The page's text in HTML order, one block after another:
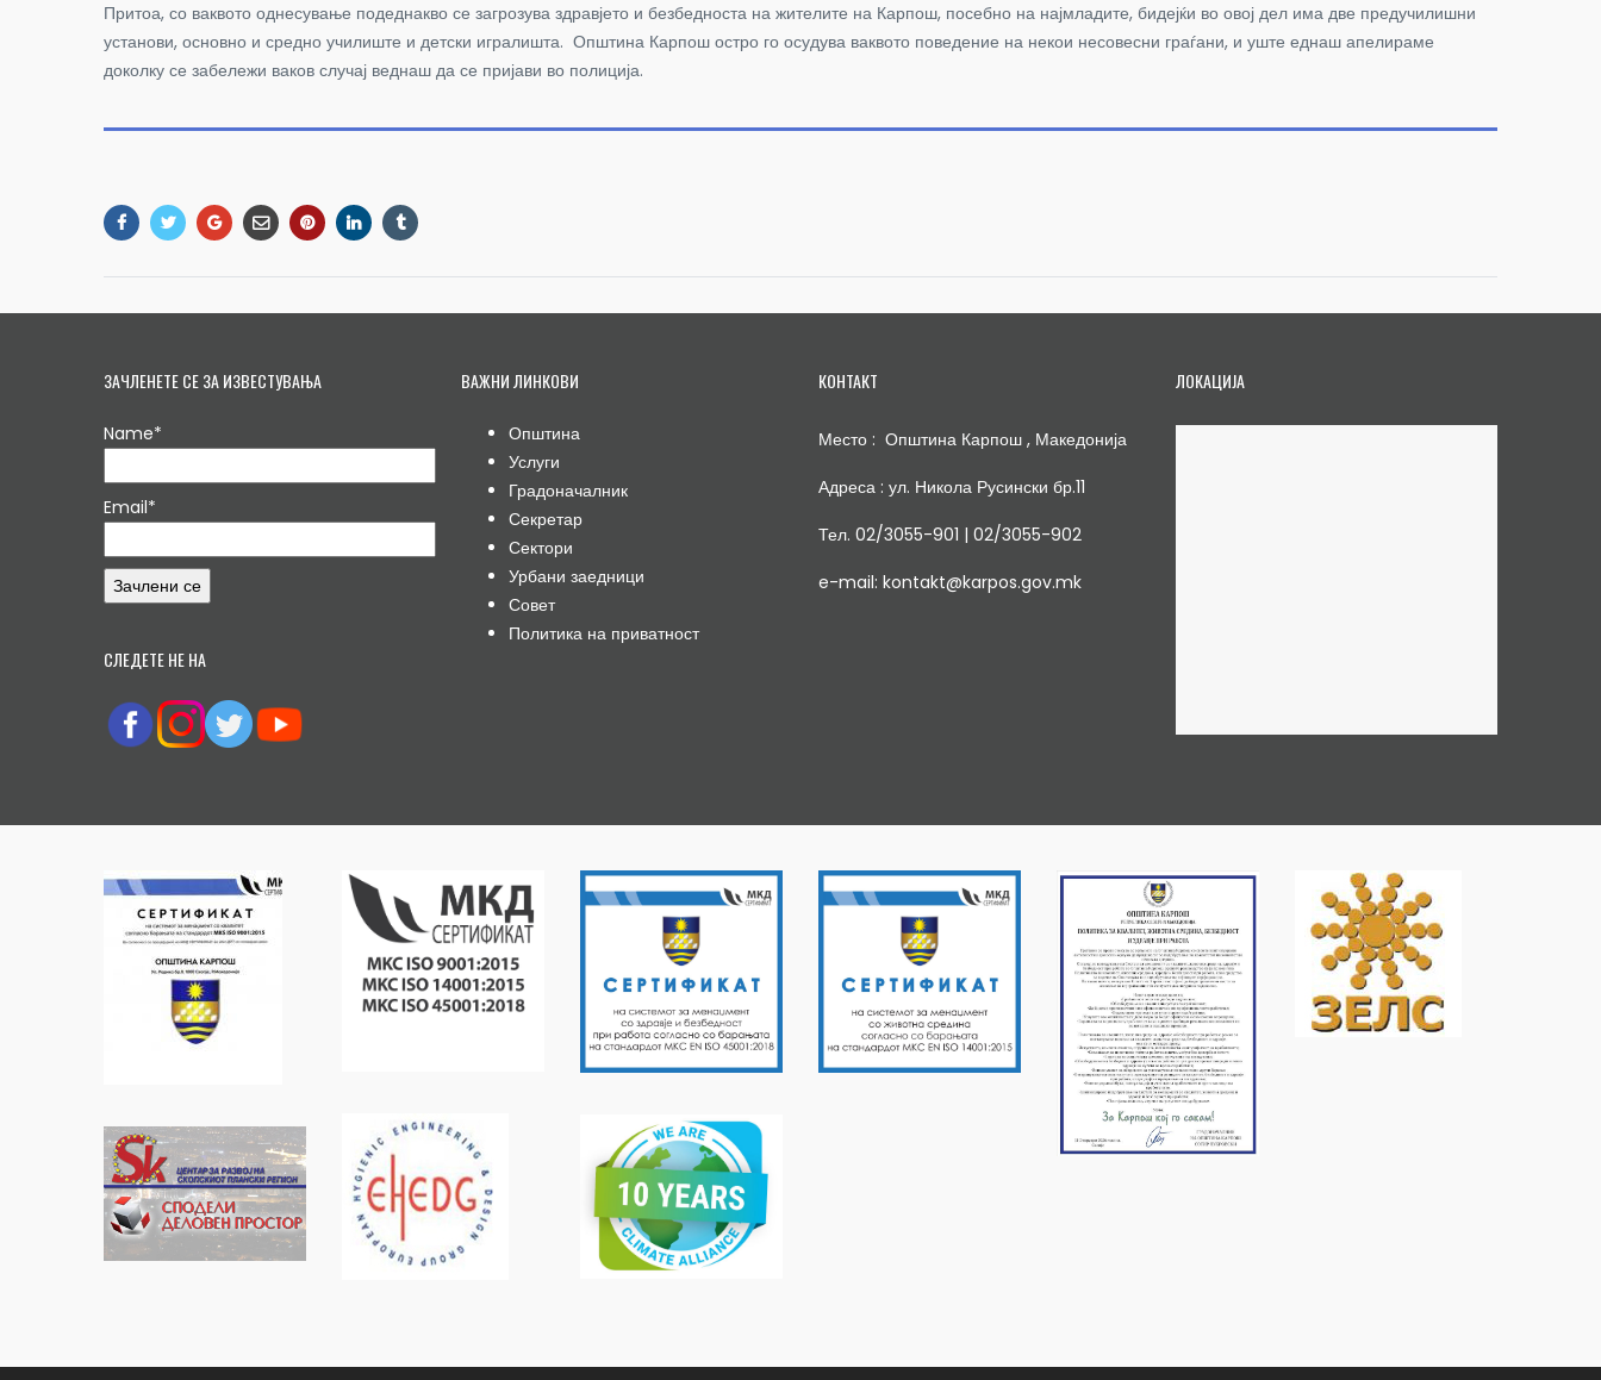
Притоа, со ваквото однесување подеднакво се загрозува здравјето и безбедноста на жителите на Карпош, посебно на најмладите, бидејќи во овој дел има две предучилишни
установи, основно и средно училиште и детски игралишта. Општина Карпош остро го осудува ваквото поведение на некои несовесни граѓани, и уште еднаш апелираме
доколку се забележи ваков случај веднаш да се пријави во полиција.
ЗАЧЛЕНЕТЕ СЕ ЗА ИЗВЕСТУВАЊА
Name*
Email*
СЛЕДЕТЕ НЕ НА
ВАЖНИ ЛИНКОВИ
Општина
Услуги
Градоначалник
Секретар
Сектори
Урбани заедници
Совет
Политика на приватност
КОНТАКТ
Место : Општина Карпош , Македонија
Адреса : ул. Никола Русински бр.11
Тел. 02/3055-901 | 02/3055-902
e-mail: kontakt@karpos.gov.mk
ЛОКАЦИЈА